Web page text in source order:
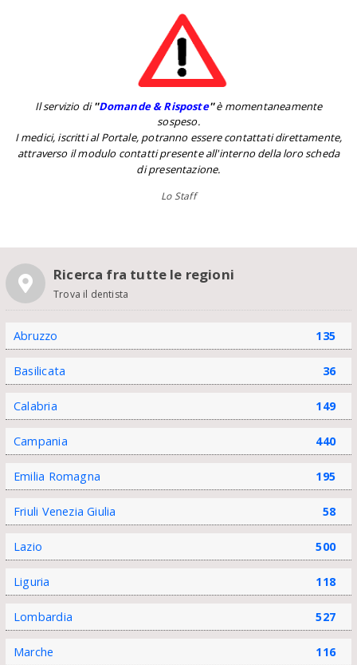
Il servizio di''Domande & Risposte''è momentaneamente
sospeso.
I medici, iscritti al Portale, potranno essere contattati direttamente,
attraverso il modulo contatti presente all'interno della loro scheda
di presentazione.
Lo Staff
Ricerca fra tutte le regioni
Trova il dentista
Abruzzo 135
Basilicata 36
Calabria 149
Campania 440
Emilia Romagna 195
Friuli Venezia Giulia 58
Lazio 500
Liguria 118
Lombardia 527
Marche 116